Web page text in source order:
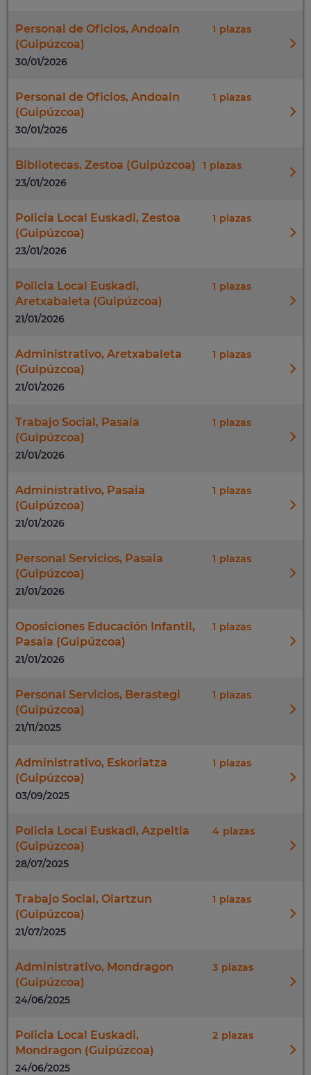
Personal de Oficios, Andoain
(Guipúzcoa)
1
30/01/2026
Personal de Oficios, Andoain
(Guipúzcoa)
1
30/01/2026
Bibliotecas, Zestoa (Guipúzcoa)
1
23/01/2026
Policia Local Euskadi, Zestoa
(Guipúzcoa)
1
23/01/2026
Policia Local Euskadi,
Aretxabaleta (Guipúzcoa)
1
21/01/2026
Administrativo, Aretxabaleta
(Guipúzcoa)
1
21/01/2026
Trabajo Social, Pasaia
(Guipúzcoa)
1
21/01/2026
Administrativo, Pasaia
(Guipúzcoa)
1
21/01/2026
Personal Servicios, Pasaia
(Guipúzcoa)
1
21/01/2026
Oposiciones Educación Infantil,
Pasaia (Guipúzcoa)
1
21/01/2026
Personal Servicios, Berastegi
(Guipúzcoa)
1
21/11/2025
Administrativo, Eskoriatza
(Guipúzcoa)
1
03/09/2025
Policia Local Euskadi, Azpeitia
(Guipúzcoa)
4
28/07/2025
Trabajo Social, Oiartzun
(Guipúzcoa)
1
21/07/2025
Administrativo, Mondragon
(Guipúzcoa)
3
24/06/2025
Policia Local Euskadi,
Mondragon (Guipúzcoa)
2
24/06/2025